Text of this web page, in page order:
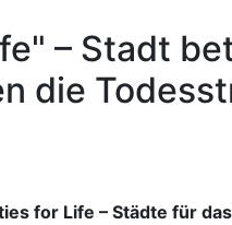
– Stadt
die
for Life – Städte für